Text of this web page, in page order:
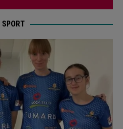
SPORT